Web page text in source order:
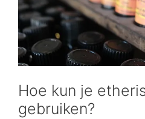
Hoe kun je
gebruiken?